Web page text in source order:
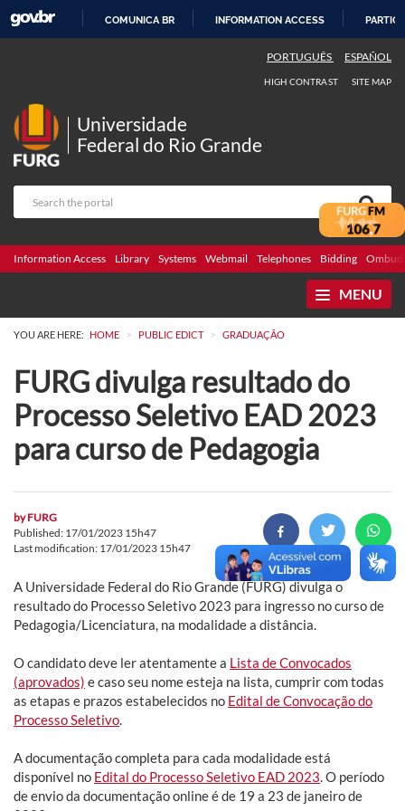
COMUNICA BR INFORMATION ACCESS
PORTUGUÊS ESPAÑOL
HIGH CONTRAST SITE MAP
Universidade
Federal do Rio Grande
Information Access Library Systems Webmail Telephones Bidding
MENU
YOU ARE HERE: HOME > PUBLIC EDICT > GRADUAÇÃO
FURG divulga resultado do
Processo Seletivo EAD 2023
para curso de Pedagogia
byFURG
Published: 17/01/2023 15h47
Last modification: 17/01/2023 15h47
A Universidade Federal do Rio Grande (FURG) divulga o
resultado do Processo Seletivo 2023 para ingresso no curso de
Pedagogia/Licenciatura, na modalidade a distância.
O candidato deve ler atentamente a Lista de Convocados
(aprovados) e caso seu nome esteja na lista, cumprir com todas
as etapas e prazos estabelecidos no Edital de Convocação do
Processo Seletivo
A documentação completa para cada modalidade está
disponível no Edital do Processo Seletivo EAD 2023 . O período
de envio da documentação online é de 19 a 23 de janeiro de